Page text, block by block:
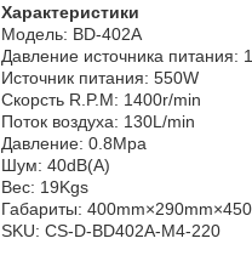
Характеристики
Модель: BD-402A
Давление источника питания:
Источник питания: 550W
Скорсть R.P.M: 1400r/min
Поток воздуха: 130L/min
Давление: 0.8Mpa
Шум: 40dB(A)
Вес: 19Kgs
Габариты:
SKU: CS-D-BD402A-M4-220